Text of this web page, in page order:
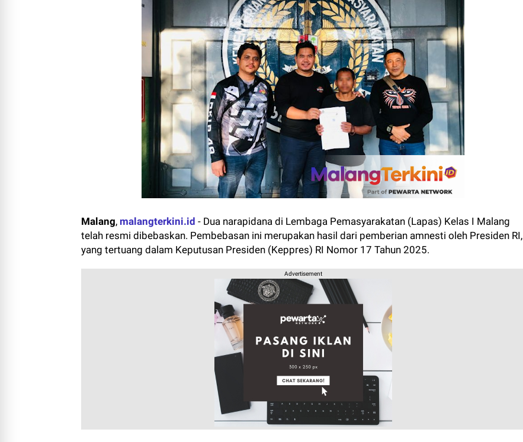
Malang, malangterkini.id - Dua narapidana di Lembaga Pemasyarakatan (Lapas) Kelas I Malang
telah resmi dibebaskan. Pembebasan ini merupakan hasil dari pemberian amnesti oleh Presiden RI,
yang tertuang dalam Keputusan Presiden (Keppres) RI Nomor 17 Tahun 2025.
Advertisement